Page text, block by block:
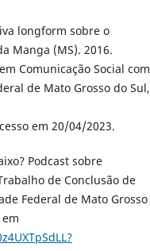
longform sobre o
Manga (MS). 2016.
Comunicação Social com
de Mato Grosso do Sul,
em 20/04/2023.
Podcast sobre
de Conclusão de
Federal de Mato Grosso